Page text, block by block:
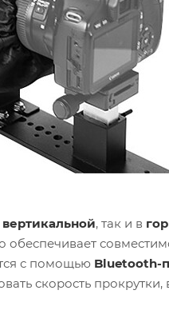
вертикальной, так и в
обеспечивает
с помощью Bluetooth-
скорость